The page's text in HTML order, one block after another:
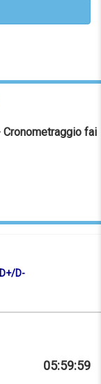
fai
D-
05:59:59